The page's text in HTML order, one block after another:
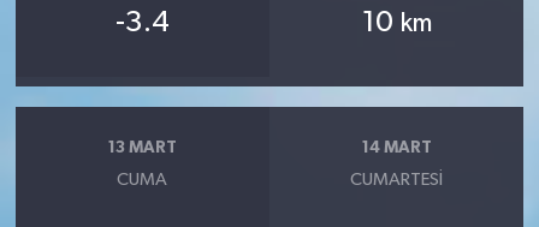
-3.4 10 km
13 MART
CUMA
14 MART
CUMARTESI